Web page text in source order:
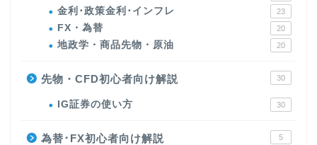
金利･政策金利･インフレ 23
FX・為替 20
地政学・商品先物・原油 20
先物・CFD初心者向け解説 30
IG証券の使い方 30
為替･FX初心者向け解説 5